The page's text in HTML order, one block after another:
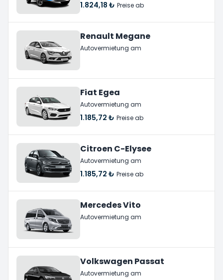
1.824,18 ₺ Preise ab
Renault Megane
Autovermietung am
Fiat Egea
Autovermietung am
1.185,72 ₺ Preise ab
Citroen C-Elysee
Autovermietung am
1.185,72 ₺ Preise ab
Mercedes Vito
Autovermietung am
Volkswagen Passat
Autovermietung am